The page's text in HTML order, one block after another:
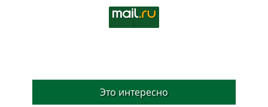
Это интересно